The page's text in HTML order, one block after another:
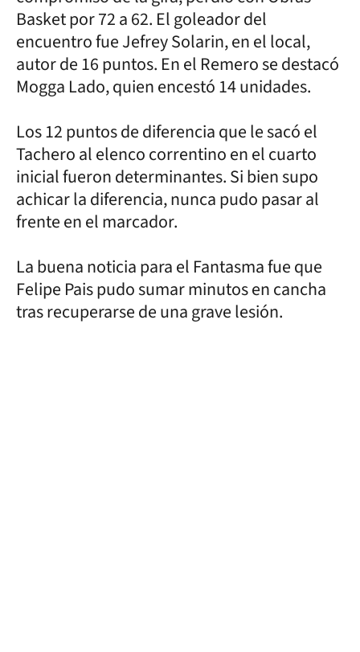
Basket por 72 a 62. El goleador del
encuentro fue Jefrey Solarin, en el local,
autor de 16 puntos. En el Remero se destacó
Mogga Lado, quien encestó 14 unidades.
Los 12 puntos de diferencia que le sacó el
Tachero al elenco correntino en el cuarto
inicial fueron determinantes. Si bien supo
achicar la diferencia, nunca pudo pasar al
frente en el marcador.
La buena noticia para el Fantasma fue que
Felipe Pais pudo sumar minutos en cancha
tras recuperarse de una grave lesión.